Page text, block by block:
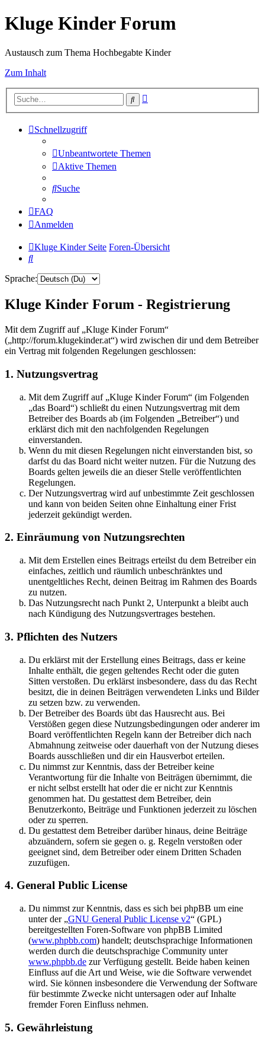
Kluge Kinder Forum
Austausch zum Thema Hochbegabte Kinder
Zum Inhalt
Suche
Schnellzugriff
Unbeantwortete Themen
Aktive Themen
Suche
FAQ
Anmelden
Kluge Kinder Seite Foren-Übersicht
Suche
Sprache:
Kluge Kinder Forum - Registrierung
Mit dem Zugriff auf „Kluge Kinder Forum“
(„http://forum.klugekinder.at“) wird zwischen dir und dem Betreiber
ein Vertrag mit folgenden Regelungen geschlossen:
1. Nutzungsvertrag
Mit dem Zugriff auf „Kluge Kinder Forum“ (im Folgenden
„das Board“) schließt du einen Nutzungsvertrag mit dem
Betreiber des Boards ab (im Folgenden „Betreiber“) und
erklärst dich mit den nachfolgenden Regelungen
einverstanden.
Wenn du mit diesen Regelungen nicht einverstanden bist, so
darfst du das Board nicht weiter nutzen. Für die Nutzung des
Boards gelten jeweils die an dieser Stelle veröffentlichten
Regelungen.
Der Nutzungsvertrag wird auf unbestimmte Zeit geschlossen
und kann von beiden Seiten ohne Einhaltung einer Frist
jederzeit gekündigt werden.
2. Einräumung von Nutzungsrechten
Mit dem Erstellen eines Beitrags erteilst du dem Betreiber ein
einfaches, zeitlich und räumlich unbeschränktes und
unentgeltliches Recht, deinen Beitrag im Rahmen des Boards
zu nutzen.
Das Nutzungsrecht nach Punkt 2, Unterpunkt a bleibt auch
nach Kündigung des Nutzungsvertrages bestehen.
3. Pflichten des Nutzers
Du erklärst mit der Erstellung eines Beitrags, dass er keine
Inhalte enthält, die gegen geltendes Recht oder die guten
Sitten verstoßen. Du erklärst insbesondere, dass du das Recht
besitzt, die in deinen Beiträgen verwendeten Links und Bilder
zu setzen bzw. zu verwenden.
Der Betreiber des Boards übt das Hausrecht aus. Bei
Verstößen gegen diese Nutzungsbedingungen oder anderer im
Board veröffentlichten Regeln kann der Betreiber dich nach
Abmahnung zeitweise oder dauerhaft von der Nutzung dieses
Boards ausschließen und dir ein Hausverbot erteilen.
Du nimmst zur Kenntnis, dass der Betreiber keine
Verantwortung für die Inhalte von Beiträgen übernimmt, die
er nicht selbst erstellt hat oder die er nicht zur Kenntnis
genommen hat. Du gestattest dem Betreiber, dein
Benutzerkonto, Beiträge und Funktionen jederzeit zu löschen
oder zu sperren.
Du gestattest dem Betreiber darüber hinaus, deine Beiträge
abzuändern, sofern sie gegen o. g. Regeln verstoßen oder
geeignet sind, dem Betreiber oder einem Dritten Schaden
zuzufügen.
4. General Public License
Du nimmst zur Kenntnis, dass es sich bei phpBB um eine
unter der „GNU General Public License v2“ (GPL)
bereitgestellten Foren-Software von phpBB Limited
(www.phpbb.com) handelt; deutschsprachige Informationen
werden durch die deutschsprachige Community unter
www.phpbb.de zur Verfügung gestellt. Beide haben keinen
Einfluss auf die Art und Weise, wie die Software verwendet
wird. Sie können insbesondere die Verwendung der Software
für bestimmte Zwecke nicht untersagen oder auf Inhalte
fremder Foren Einfluss nehmen.
5. Gewährleistung